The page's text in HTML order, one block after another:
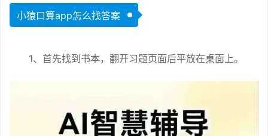
小猿口算app怎么找答案
1、首先找到书本，翻开习题页面后平放在桌面上。